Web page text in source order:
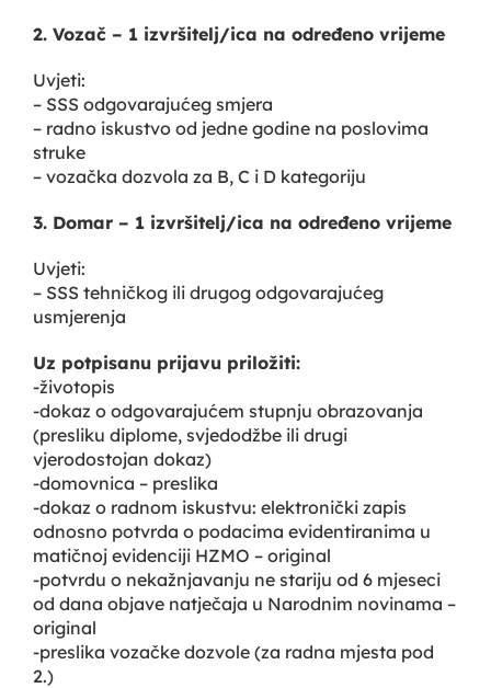
2. Vozač – 1 izvršitelj/ica na određeno vrijeme
Uvjeti:
– SSS odgovarajućeg smjera
– radno iskustvo od jedne godine na poslovima
struke
– vozačka dozvola za B, C i D kategoriju
3. Domar – 1 izvršitelj/ica na određeno vrijeme
Uvjeti:
– SSS tehničkog ili drugog odgovarajućeg
usmjerenja
Uz potpisanu prijavu priložiti:
-životopis
-dokaz o odgovarajućem stupnju obrazovanja
(presliku diplome, svjedodžbe ili drugi
vjerodostojan dokaz)
-domovnica – preslika
-dokaz o radnom iskustvu: elektronički zapis
odnosno potvrda o podacima evidentiranima u
matičnoj evidenciji HZMO – original
-potvrdu o nekažnjavanju ne stariju od 6 mjeseci
od dana objave natječaja u Narodnim novinama –
original
-preslika vozačke dozvole (za radna mjesta pod
2.)